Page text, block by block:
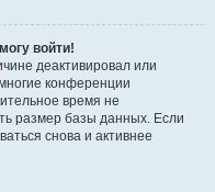
войти!
деактивировал или
конференции
время не
размер базы данных. Если
снова и активнее